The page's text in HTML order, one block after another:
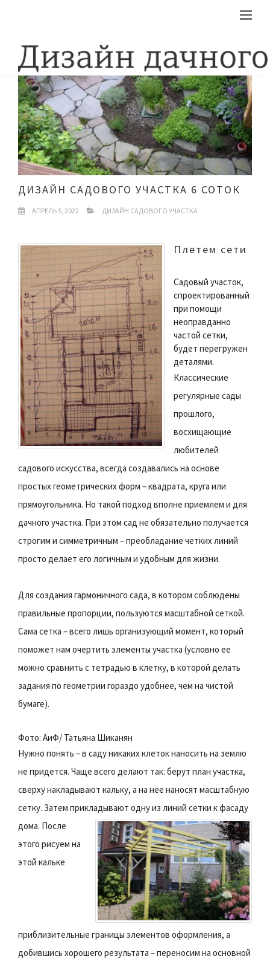
ДИЗАЙН САДОВОГО УЧАСТКА 6 СОТОК
АПРЕЛЬ 5, 2022 ДИЗАЙН САДОВОГО УЧАСТКА
Плетем сети
Садовый участок,
спроектированный
при помощи
неоправданно
частой сетки,
будет перегружен
деталями.
Классические
регулярные сады
прошлого,
восхищающие
любителей
садового искусства, всегда создавались на основе
простых геометрических форм – квадрата, круга или
прямоугольника. Но такой подход вполне приемлем и для
дачного участка. При этом сад не обязательно получается
строгим и симметричным – преобладание четких линий
просто делает его логичным и удобным для жизни.
Для создания гармоничного сада, в котором соблюдены
правильные пропорции, пользуются масштабной сеткой.
Сама сетка – всего лишь организующий момент, который
поможет нам очертить элементы участка (условно ее
можно сравнить с тетрадью в клетку, в которой делать
задания по геометрии гораздо удобнее, чем на чистой
бумаге).
Фото: АиФ/ Татьяна Шиканян
Нужно понять – в саду никаких клеток наносить на землю
не придется. Чаще всего делают так: берут план участка,
сверху накладывают кальку, а на нее наносят масштабную
сетку. Затем прикладывают одну из линий сетки к фасаду
дома. После
этого рисуем на
этой кальке
приблизительные границы элементов оформления, а
добившись хорошего результата – переносим на основной